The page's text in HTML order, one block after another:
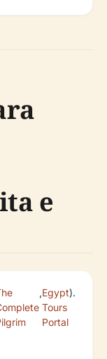
e
,Egypt
Tours
Portal
).